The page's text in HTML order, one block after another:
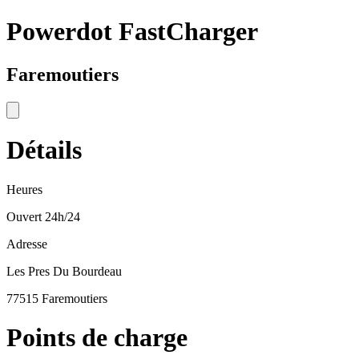
Powerdot FastCharger
Faremoutiers
Détails
Heures
Ouvert 24h/24
Adresse
Les Pres Du Bourdeau
77515 Faremoutiers
Points de charge